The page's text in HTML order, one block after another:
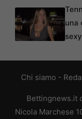
una
Chi siamo -
Bettingnews.it
Nicola Marchese